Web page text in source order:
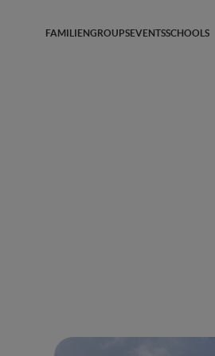
FAMILIENGROUPSEVENTSSCHOOLS